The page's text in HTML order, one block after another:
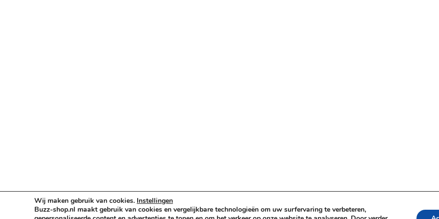
Privacybeleid
Cookiebeleid
Wij maken gebruik van cookies. Instellingen
Buzz-shop.nl maakt gebruik van cookies en vergelijkbare technologieën om uw surfervaring te verbeteren,